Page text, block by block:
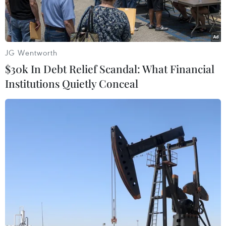
Công nhân làm việc tại một mỏ than ở Ukraine. (Nguồn:
Reuters)
Truyền thông Ukraine ngày 26/4 đưa tin 3 người
chết và 14 người mất tích trong một vụ nổ mỏ
than tại khu vực miền Đông nước này.
JG Wentworth
$30k In Debt Relief Scandal: What Financial
Institutions Quietly Conceal